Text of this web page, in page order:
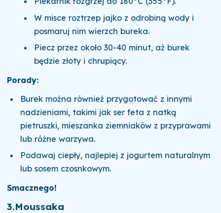
W misce roztrzep jajko z odrobiną wody i
posmaruj nim wierzch bureka.
Piecz przez około 30-40 minut, aż burek
będzie złoty i chrupiący.
Porady:
Burek można również przygotować z innymi
nadzieniami, takimi jak ser feta z natką
pietruszki, mieszanka ziemniaków z przyprawami
lub różne warzywa.
Podawaj ciepły, najlepiej z jogurtem naturalnym
lub sosem czosnkowym.
Smacznego!
3.Moussaka